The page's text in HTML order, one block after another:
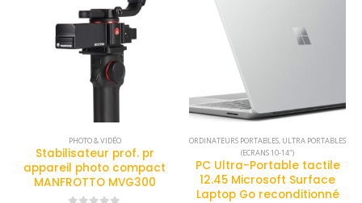
PHOTO & VIDÉO
Stabilisateur prof. pr
appareil photo compact
MANFROTTO MVG300
ORDINATEURS PORTABLES, ULTRA PORTABLES
(ECRANS 10-14")
PC Ultra-Portable tactile
12.45 Microsoft Surface
Laptop Go reconditionné